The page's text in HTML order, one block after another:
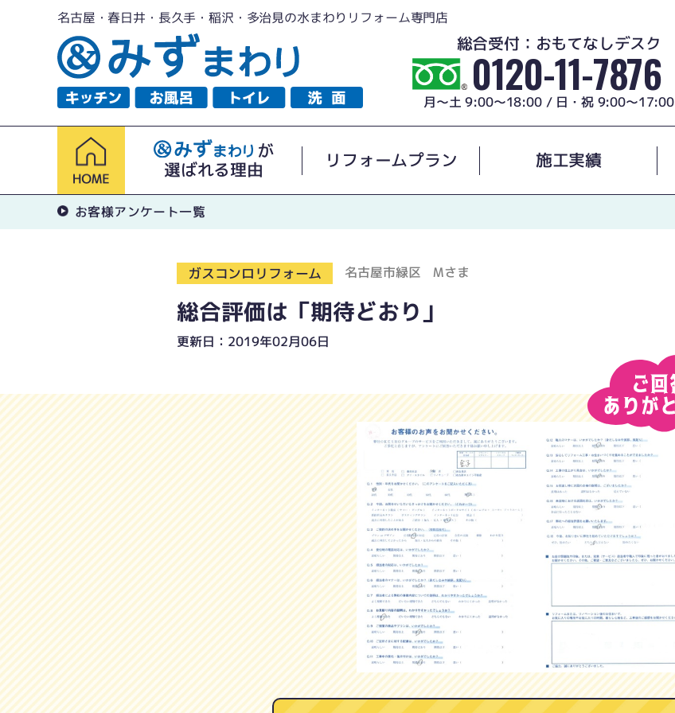
名古屋・春日井・長久手・稲沢・多治見の水まわりリフォーム専門店
総合受付：おもてなしデスク
0120-11-7876
月～土 9:00～18:00 / 日・祝 9:00～17:00
が
選ばれる理由
リフォームプラン 施工実績
お客様アンケート一覧
ガスコンロリフォーム 名古屋市緑区 Mさま
総合評価は「期待どおり」
更新日：2019年02月06日